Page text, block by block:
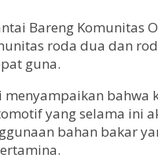
Bareng
roda dua dan
guna.
yang selama
bahan bakar